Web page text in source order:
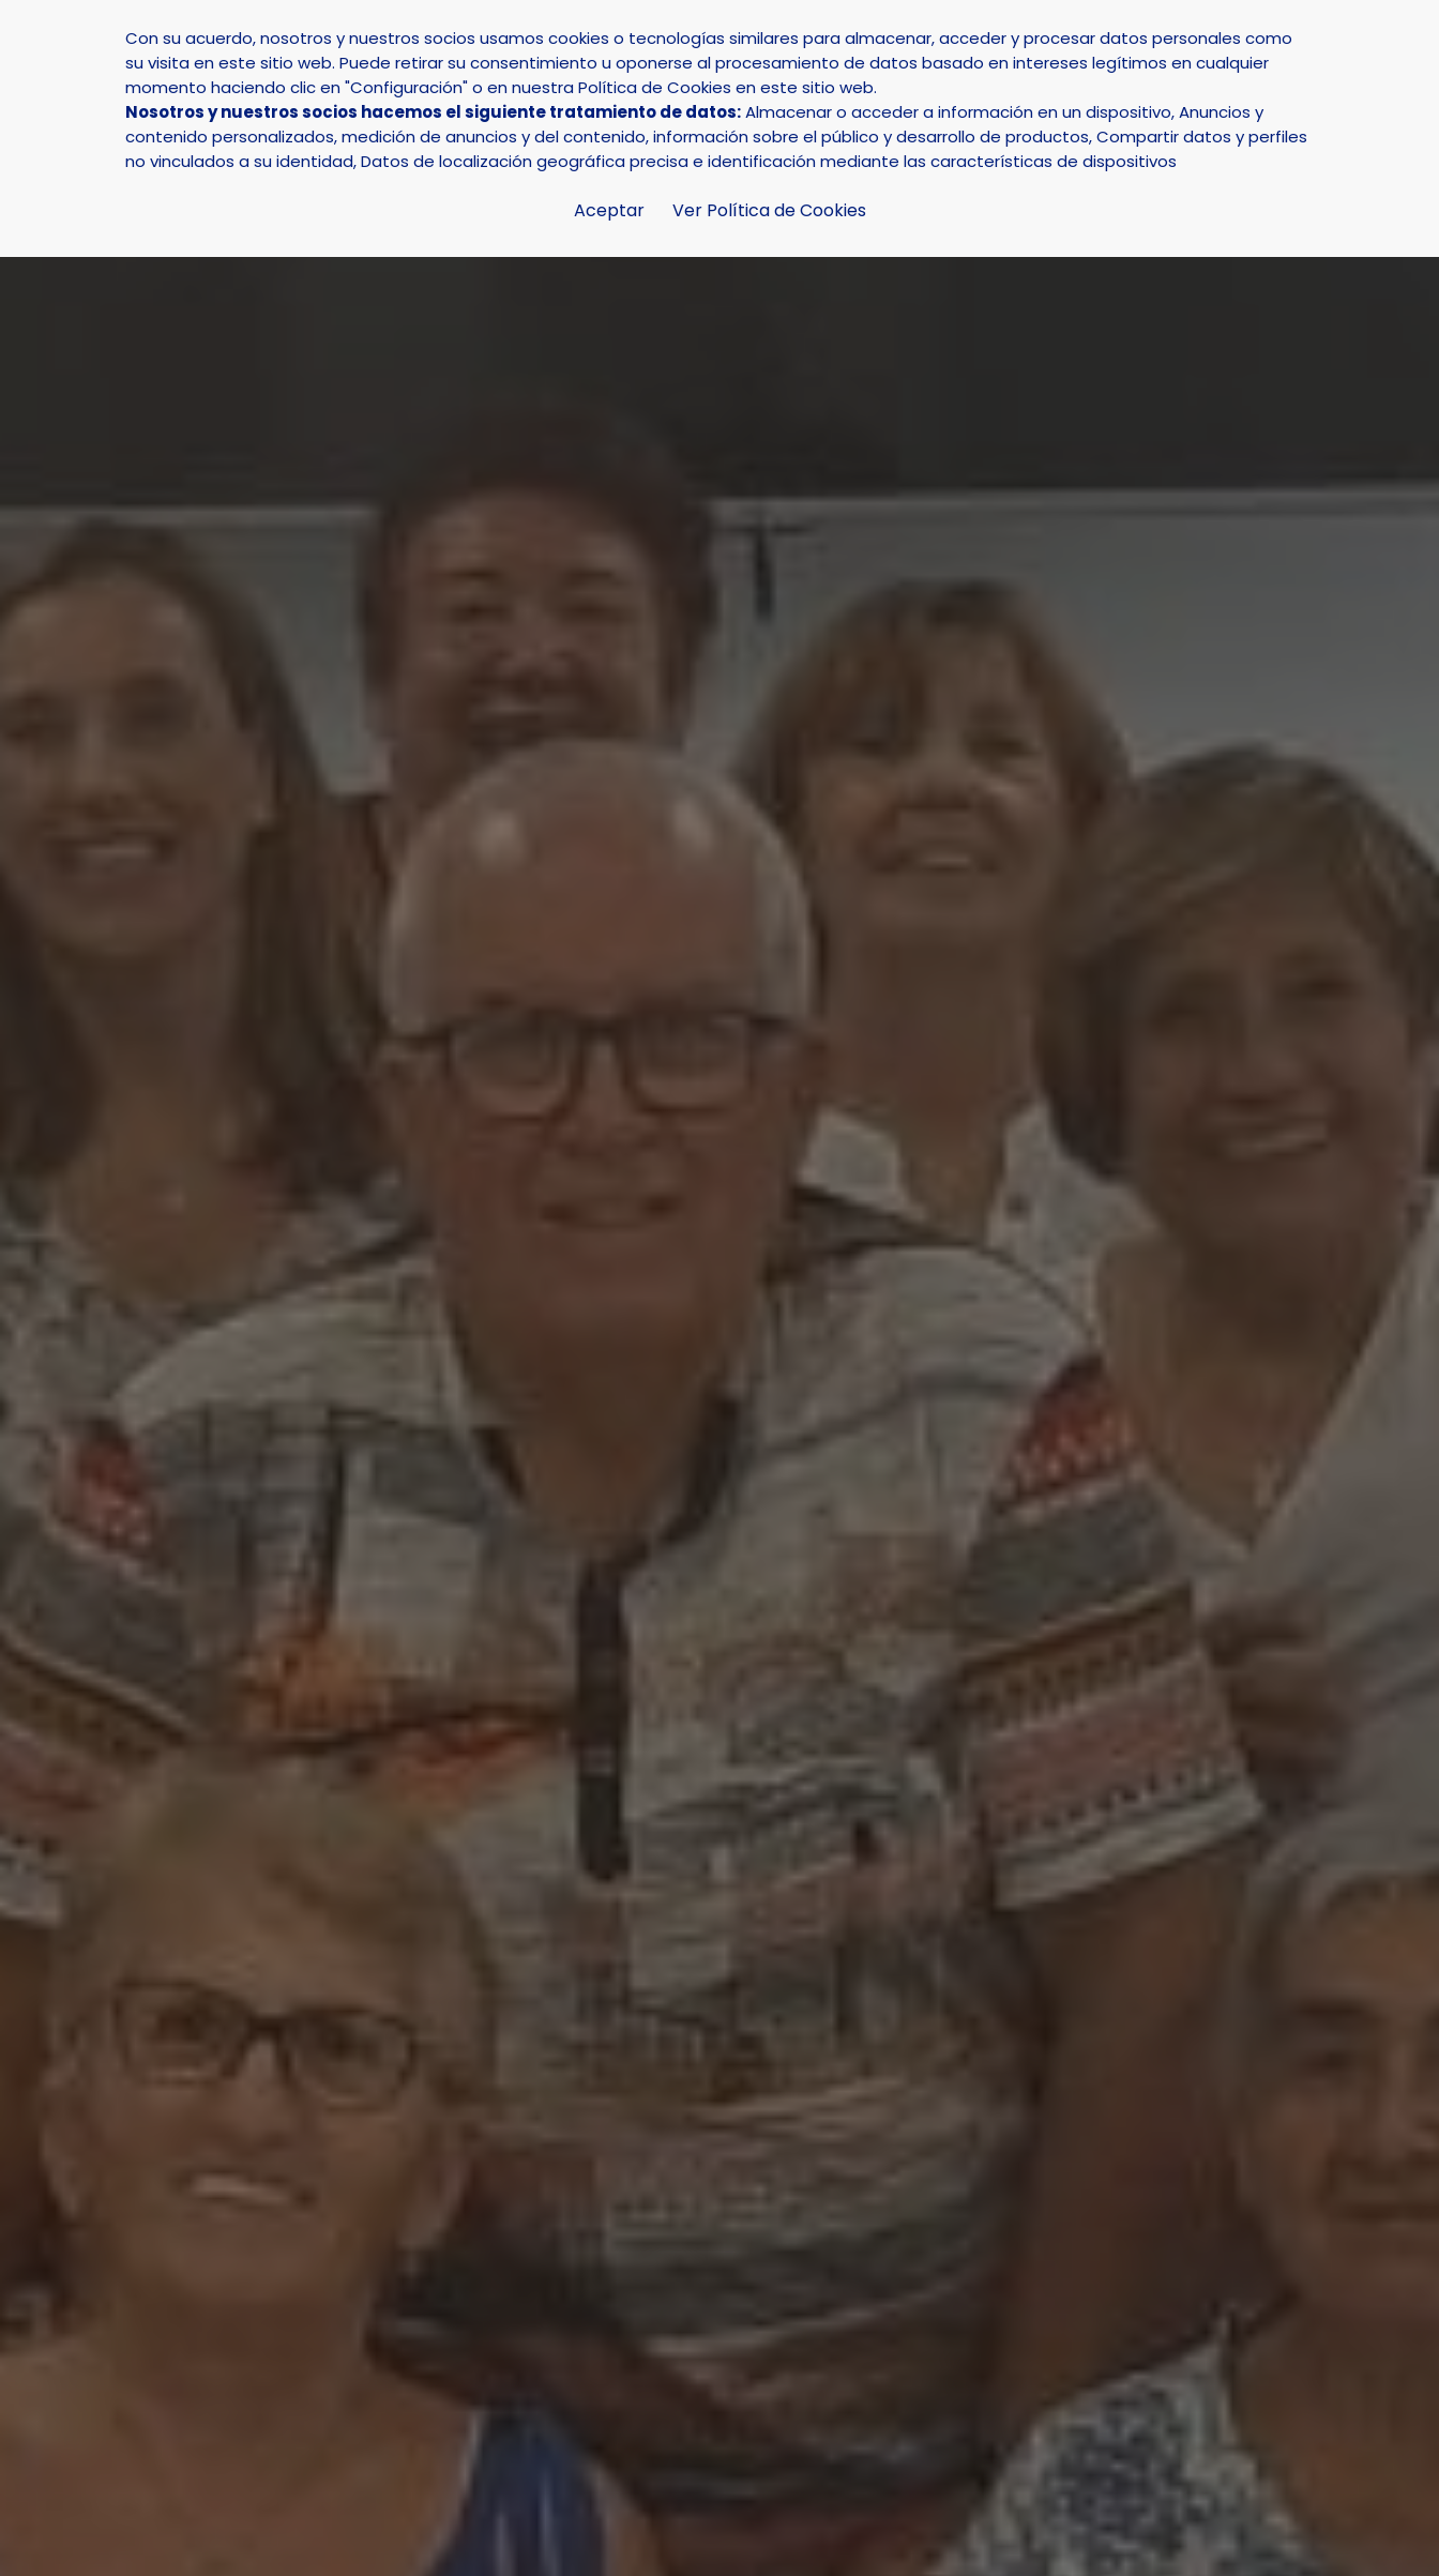
Select Language
INICIO AYUNTAMIENTO LA NUCÍA DEPORTE NATURALEZA SMART CITY
Con su acuerdo, nosotros y nuestros socios usamos cookies o tecnologías similares para almacenar, acceder y procesar datos personales como
su visita en este sitio web. Puede retirar su consentimiento u oponerse al procesamiento de datos basado en intereses legítimos en cualquier
momento haciendo clic en "Configuración" o en nuestra Política de Cookies en este sitio web.
Nosotros y nuestros socios hacemos el siguiente tratamiento de datos:Almacenar o acceder a información en un dispositivo, Anuncios y
contenido personalizados, medición de anuncios y del contenido, información sobre el público y desarrollo de productos, Compartir datos y perfiles
no vinculados a su identidad, Datos de localización geográfica precisa e identificación mediante las características de dispositivos
Aceptar Ver Política de Cookies
Actualidad Noticias Noticia - Finaliza el Taller de Memoria de 3ª Edad con participación de 35 personas